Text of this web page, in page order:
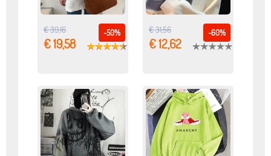
-50%
€ 39,16
€ 19,58
-60%
€ 31,56
€ 12,62